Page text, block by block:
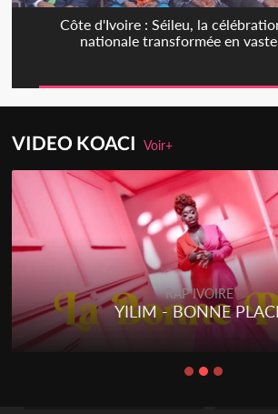
Côte d'Ivoire : Séileu, la
nationale transformée en
VIDEO KOACIVoir+
RAP IVOIRE
YILIM - BONNE